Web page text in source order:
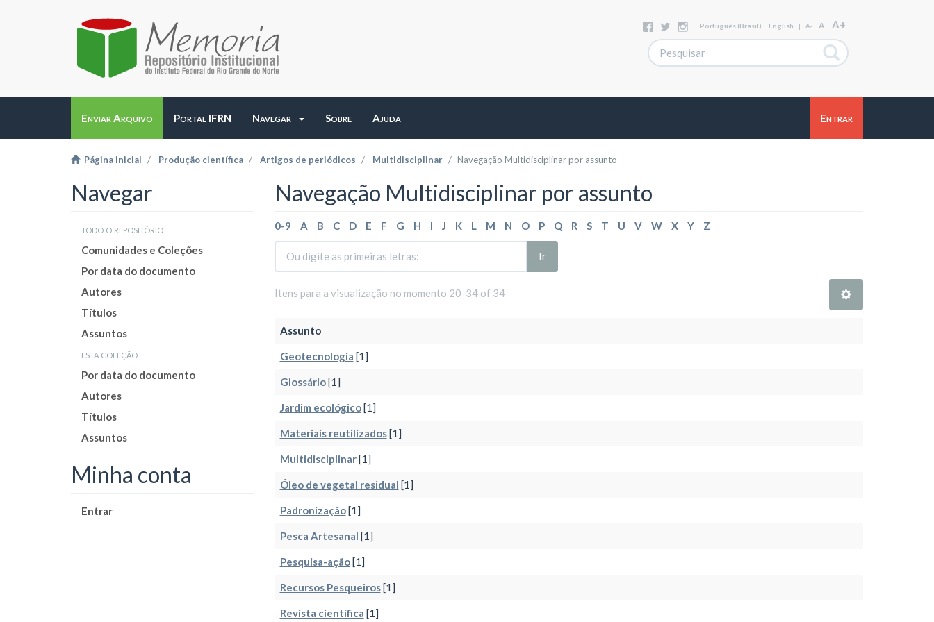
| Português (Brasil) English | A- A A+
Enviar Arquivo Portal IFRN Navegar Sobre Ajuda Entrar
Página inicial Produção científica Artigos de periódicos Multidisciplinar Navegação Multidisciplinar por assunto
Navegar
todo o repositório
Comunidades e Coleções
Por data do documento
Autores
Títulos
Assuntos
esta coleção
Por data do documento
Autores
Títulos
Assuntos
Minha conta
Entrar
Navegação Multidisciplinar por assunto
0-9 A B C D E F G H I J K L M N O P Q R S T U V W X Y Z
Ir
Itens para a visualização no momento 20-34 of 34
Assunto
Geotecnologia [1]
Glossário[1]
Jardim ecológico[1]
Materiais reutilizados[1]
Multidisciplinar[1]
Óleo de vegetal residual [1]
Padronização[1]
Pesca Artesanal [1]
Pesquisa-ação[1]
Recursos Pesqueiros[1]
Revista científica [1]